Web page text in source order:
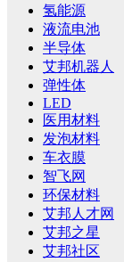
氢能源
液流电池
半导体
艾邦机器人
弹性体
LED
医用材料
发泡材料
车衣膜
智飞网
环保材料
艾邦人才网
艾邦之星
艾邦社区